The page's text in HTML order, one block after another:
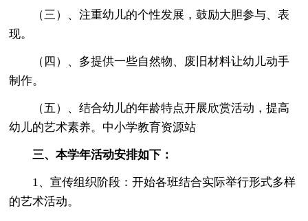
（三）、注重幼儿的个性发展，鼓励大胆参与、表
现。
（四）、多提供一些自然物、废旧材料让幼儿动手
制作。
（五）、结合幼儿的年龄特点开展欣赏活动，提高
幼儿的艺术素养。中小学教育资源站
三、本学年活动安排如下：
1、宣传组织阶段：开始各班结合实际举行形式多样
的艺术活动。